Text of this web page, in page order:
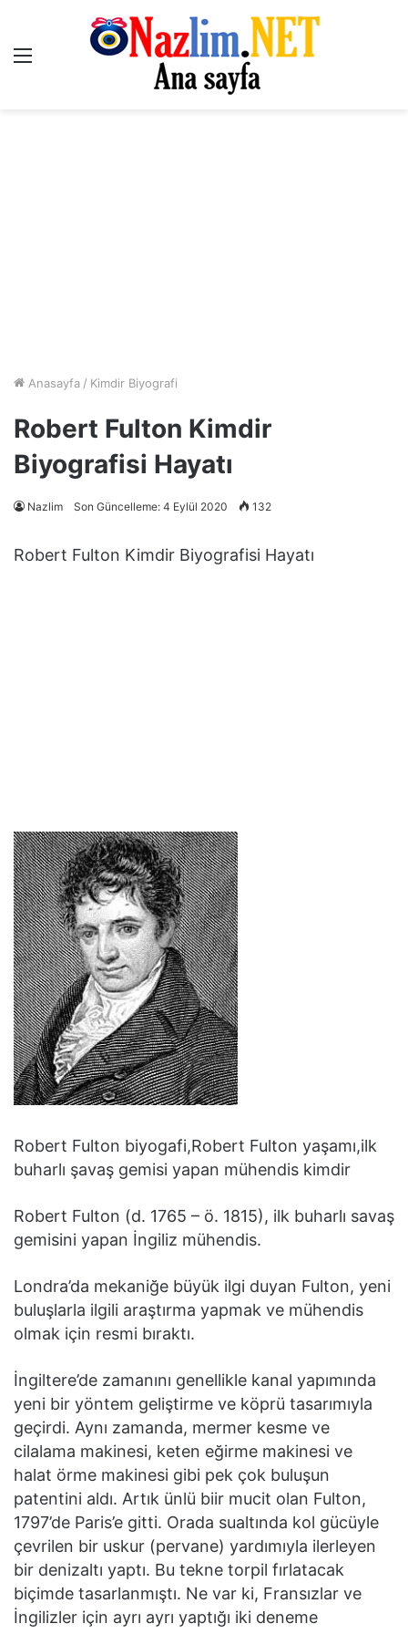
Menü
Anasayfa / Kimdir Biyografi
Robert Fulton Kimdir
Biyografisi Hayatı
Nazlim Son Güncelleme: 4 Eylül 2020 132
Robert Fulton Kimdir Biyografisi Hayatı
Robert Fulton biyogafi,Robert Fulton yaşamı,ilk
buharlı şavaş gemisi yapan mühendis kimdir
Robert Fulton (d. 1765 – ö. 1815), ilk buharlı savaş
gemisini yapan İngiliz mühendis.
Londra’da mekaniğe büyük ilgi duyan Fulton, yeni
buluşlarla ilgili araştırma yapmak ve mühendis
olmak için resmi bıraktı.
İngiltere’de zamanını genellikle kanal yapımında
yeni bir yöntem geliştirme ve köprü tasarımıyla
geçirdi. Aynı zamanda, mermer kesme ve
cilalama makinesi, keten eğirme makinesi ve
halat örme makinesi gibi pek çok buluşun
patentini aldı. Artık ünlü biir mucit olan Fulton,
1797’de Paris’e gitti. Orada sualtında kol gücüyle
çevrilen bir uskur (pervane) yardımıyla ilerleyen
bir denizaltı yaptı. Bu tekne torpil fırlatacak
biçimde tasarlanmıştı. Ne var ki, Fransızlar ve
İngilizler için ayrı ayrı yaptığı iki deneme